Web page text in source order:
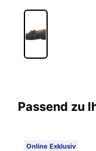
Passend zu
Online Exklusiv